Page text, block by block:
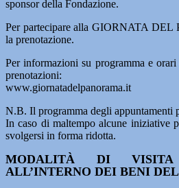
sponsor della Fondazione.
Per partecipare alla GIORNATA
la prenotazione.
Per informazioni su programma e
prenotazioni:
www.giornatadelpanorama.it
N.B. Il programma degli appuntamenti
In caso di maltempo alcune iniziative
svolgersi in forma ridotta.
MODALITÀ DI
ALL’INTERNO DEI BENI